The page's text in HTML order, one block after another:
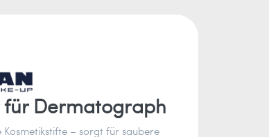
für Dermatograph
– sorgt für saubere